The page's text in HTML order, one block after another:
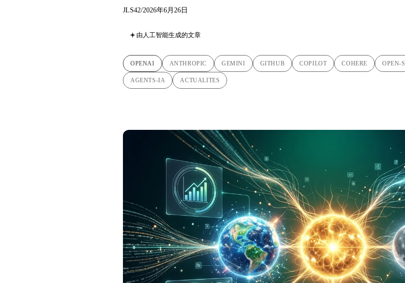
JLS42/2026年6月26日
由人工智能生成的文章
OPENAI ANTHROPIC GEMINI GITHUB COPILOT COHERE OPEN-
AGENTS-IA ACTUALITES